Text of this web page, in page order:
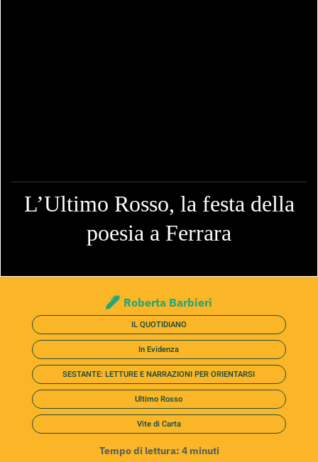
L’Ultimo Rosso, la festa della
poesia a Ferrara
Roberta Barbieri
IL QUOTIDIANO
In Evidenza
SESTANTE: LETTURE E NARRAZIONI PER ORIENTARSI
Ultimo Rosso
Vite di Carta
Tempo di lettura: 4 minuti